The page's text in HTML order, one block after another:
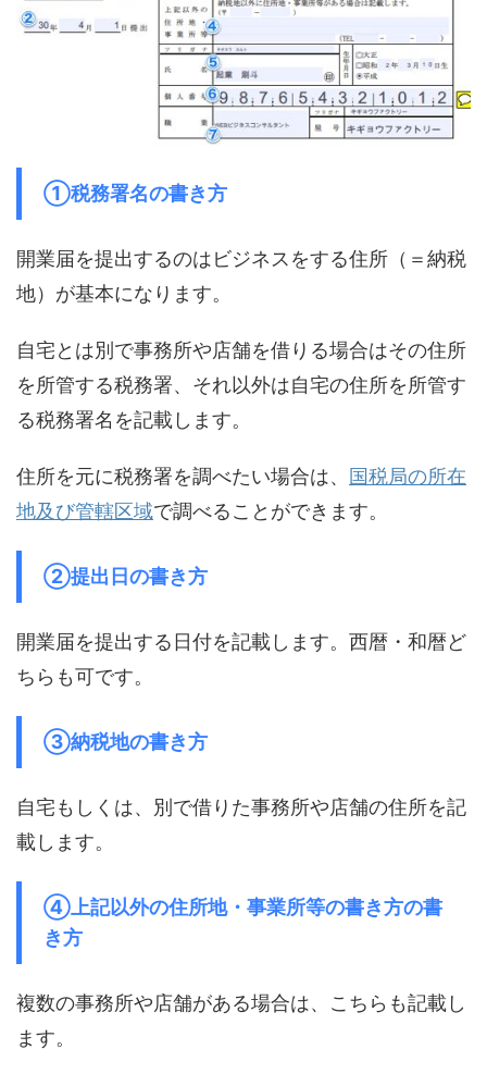
①税務署名の書き方
開業届を提出するのはビジネスをする住所（＝納税
地）が基本になります。
自宅とは別で事務所や店舗を借りる場合はその住所
を所管する税務署、それ以外は自宅の住所を所管す
る税務署名を記載します。
住所を元に税務署を調べたい場合は、 国税局の所在
地及び管轄区域で調べることができます。
②提出日の書き方
開業届を提出する日付を記載します。西暦・和暦ど
ちらも可です。
③納税地の書き方
自宅もしくは、別で借りた事務所や店舗の住所を記
載します。
④上記以外の住所地・事業所等の書き方の書
き方
複数の事務所や店舗がある場合は、こちらも記載し
ます。